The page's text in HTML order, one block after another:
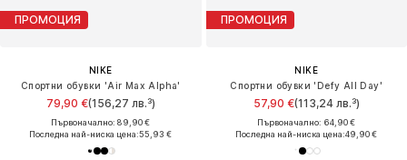
ПРОМОЦИЯ
NIKE
Спортни обувки 'Air Max Alpha'
79,90 €(156,27 лв.³)
Първоначално: 89,90 €
Последна най-ниска цена:55,93 €
ПРОМОЦИЯ
NIKE
Спортни обувки 'Defy All Day'
57,90 €(113,24 лв.³)
Първоначално: 64,90 €
Последна най-ниска цена:49,90 €